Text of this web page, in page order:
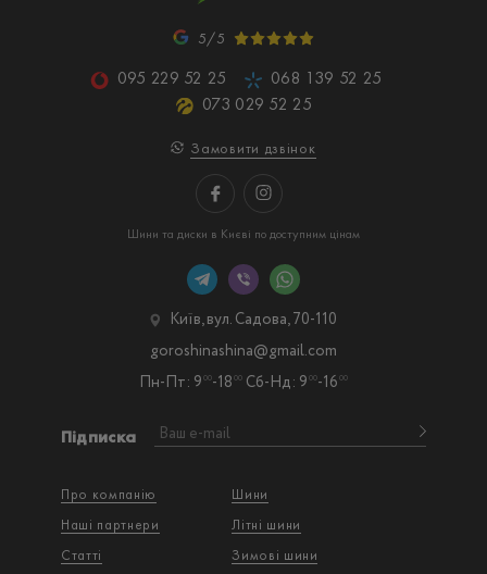
5/5
095 229 52 25
068 139 52 25
073 029 52 25
Замовити дзвінок
Шини та диски в Києві по доступним цінам
Про компанію
Наші партнери
Статті
Шини
Літні шини
Зимові шини
Підписка
Київ, вул. Садова, 70-110
Пн-Пт: 9 00-18 00 Сб-Нд: 9 00-16 00
goroshinashina@gmail.com